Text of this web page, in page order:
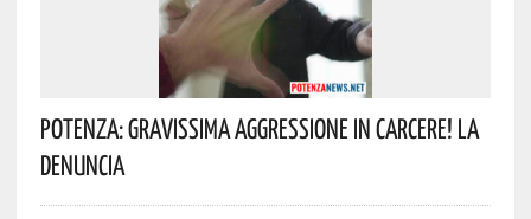
Potenza: Gravissima Aggressione In Carcere! La
Denuncia